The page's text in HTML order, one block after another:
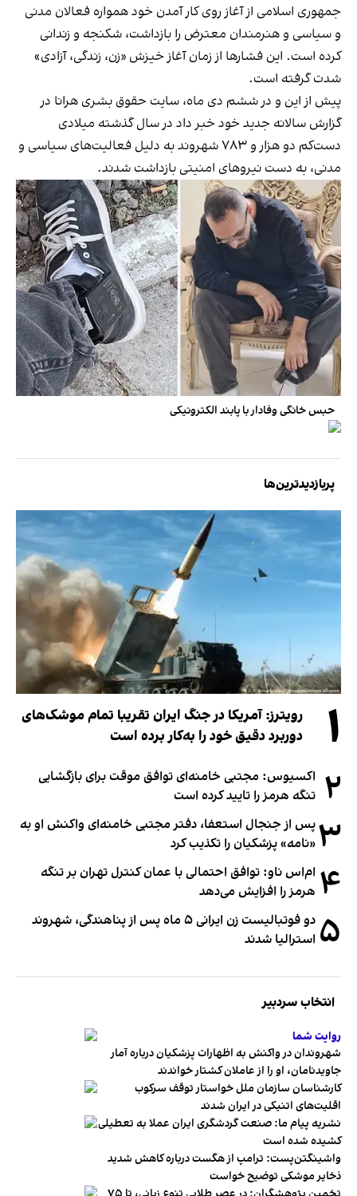
جمهوری اسلامی از آغاز روی کار آمدن خود همواره فعالان مدنی
و سیاسی و هنرمندان معترض را بازداشت، شکنجه و زندانی
کرده است. این فشارها از زمان آغاز خیزش «زن، زندگی، آزادی»
شدت گرفته است.
پیش از این و در ششم دی ماه، سایت حقوق بشری هرانا در
گزارش سالانه جدید خود خبر داد در سال گذشته میلادی
دست‌کم دو هزار و ۷۸۳ شهروند به دلیل فعالیت‌های سیاسی و
مدنی، به دست نیروهای امنیتی بازداشت شدند.
حبس خانگی وفادار با پابند الکترونیکی
پربازدیدترین‌ها
۱
رویترز: آمریکا در جنگ ایران تقریبا تمام موشک‌های
دوربرد دقیق خود را به‌کار برده است
۲ اکسیوس: مجتبی خامنه‌ای توافق موقت برای بازگشایی
تنگه هرمز را تایید کرده است
۳پس از جنجال استعفا، دفتر مجتبی خامنه‌ای واکنش او به
«نامه» پزشکیان را تکذیب کرد
۴ ام‌اس ناو: توافق احتمالی با عمان کنترل تهران بر تنگه
هرمز را افزایش می‌دهد
۵
دو فوتبالیست زن ایرانی ۵ ماه پس از پناهندگی، شهروند
استرالیا شدند
انتخاب سردبیر
روایت شما
شهروندان در واکنش به اظهارات پزشکیان درباره آمار
جاویدنامان، او را از عاملان کشتار خواندند
کارشناسان سازمان ملل خواستار توقف سرکوب
اقلیت‌های اتنیکی در ایران شدند
نشریه پیام ما: صنعت گردشگری ایران عملا به تعطیلی
کشیده شده است
واشینگتن‌پست: ترامپ از هگست درباره کاهش شدید
ذخایر موشکی توضیح خواست